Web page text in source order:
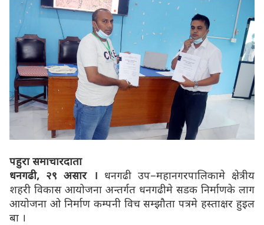
पहुरा समाचारदाता
धनगढी, २९ असार । धनगढी उप–महानगरपालिकामे क्षेत्रीय
शहरी विकास आयोजना अन्तर्गत धनगढीमे सडक निर्माणके लाग
आयोजना ओ निर्माण कम्पनी विच सम्झौता पत्रमे हस्ताक्षर हुइल
बा ।